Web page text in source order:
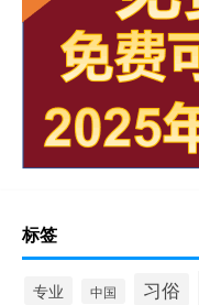
标签
专业 中国 习俗